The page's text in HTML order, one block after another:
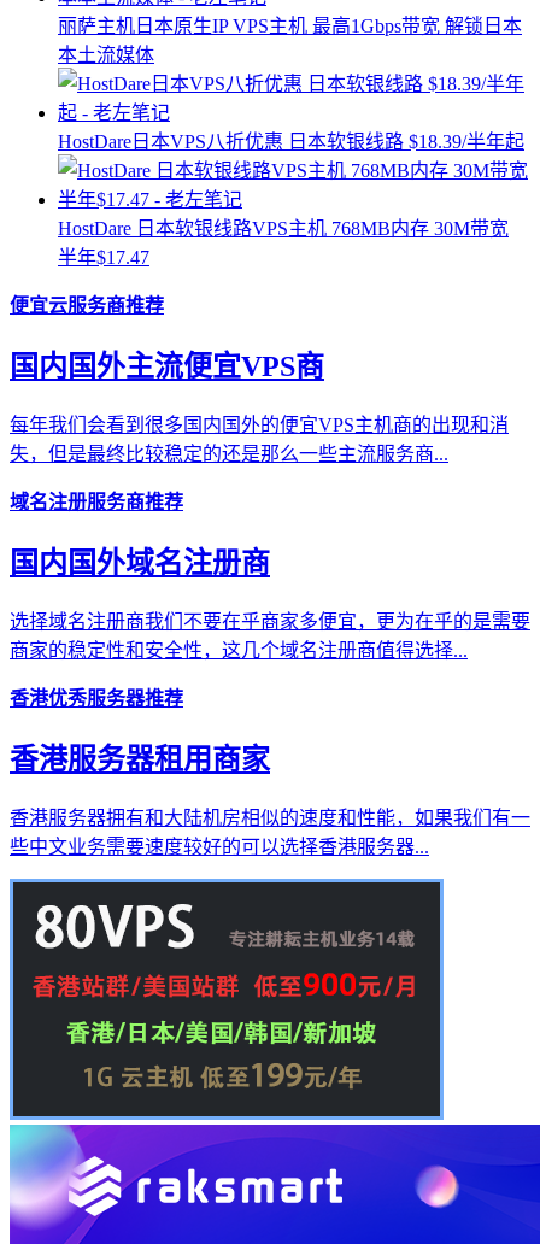
丽萨主机日本原生IP VPS主机 最高1Gbps带宽 解锁日本
本土流媒体
HostDare日本VPS八折优惠 日本软银线路 $18.39/半年起
HostDare 日本软银线路VPS主机 768MB内存 30M带宽
半年$17.47
便宜云服务商推荐
国内国外主流便宜VPS商
每年我们会看到很多国内国外的便宜VPS主机商的出现和消
失，但是最终比较稳定的还是那么一些主流服务商...
域名注册服务商推荐
国内国外域名注册商
选择域名注册商我们不要在乎商家多便宜，更为在乎的是需要
商家的稳定性和安全性，这几个域名注册商值得选择...
香港优秀服务器推荐
香港服务器租用商家
香港服务器拥有和大陆机房相似的速度和性能，如果我们有一
些中文业务需要速度较好的可以选择香港服务器...